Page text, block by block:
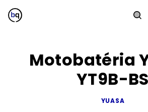
na
obsah
Motobatéria
YT9B-BS
YUASA